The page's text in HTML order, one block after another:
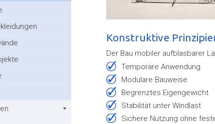
Konstruktive
Der Bau mobiler aufblasbarer
temporäre Anwendung
modulare Bauweise
begrenztes Eigengewicht
Stabilität unter Windlast
Sichere Nutzung ohne